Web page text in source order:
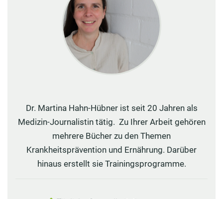
Dr. Martina Hahn-Hübner ist seit 20 Jahren als
Medizin-Journalistin tätig. Zu Ihrer Arbeit gehören
mehrere Bücher zu den Themen
Krankheitsprävention und Ernährung. Darüber
hinaus erstellt sie Trainingsprogramme.